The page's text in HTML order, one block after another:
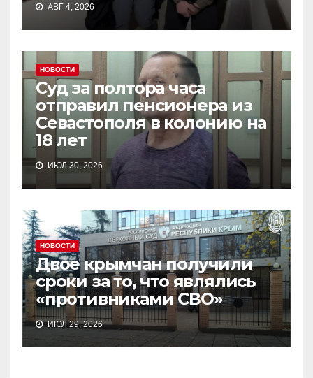
АВГ 4, 2026
НОВОСТИ
Суд за полтора часа
отправил пенсионера из
Севастополя в колонию на
18 лет
ИЮЛ 30, 2026
НОВОСТИ
Двое крымчан получили
сроки за то, что являлись
«противниками СВО»
ИЮЛ 29, 2026